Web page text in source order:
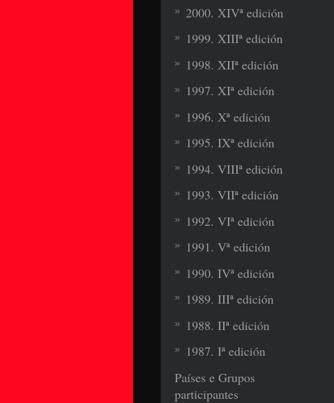
2000. XIVª edición
1999. XIIIª edición
1998. XIIª edición
1997. XIª edición
1996. Xª edición
1995. IXª edición
1994. VIIIª edición
1993. VIIª edición
1992. VIª edición
1991. Vª edición
1990. IVª edición
1989. IIIª edición
1988. IIª edición
1987. Iª edición
Países e Grupos
participantes